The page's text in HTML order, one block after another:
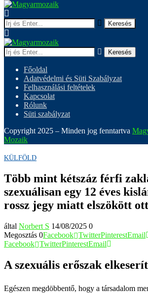
Keresés
Keresés
Főoldal
Adatvédelmi és Süti Szabályzat
Felhasználási feltételek
Kapcsolat
Rólunk
Süti szabályzat
Copyright 2025 – Minden jog fenntartva
Mozaik
KÜLFÖLD
Több mint kétszáz férfi
szexuálisan egy 12 éves
rossz jegy miatt elszökött
által Norbert S 14/08/2025 0
Megosztás 0Facebook TwitterPinterestEmail
Facebook TwitterPinterestEmail
A szexuális erőszak
Egészen megdöbbentő, hogy a társadalom